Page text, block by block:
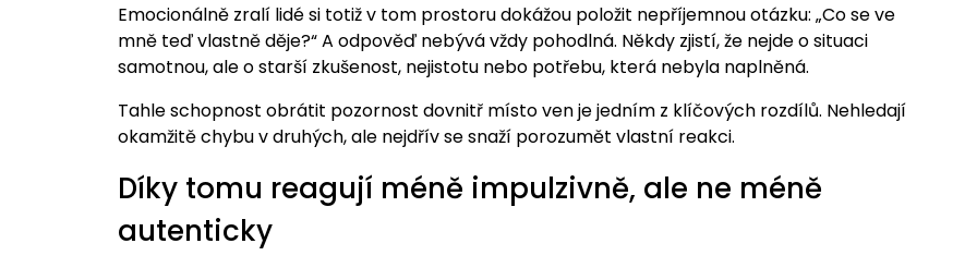
Emocionálně zralí lidé si totiž v tom prostoru dokážou položit nepříjemnou otázku: „Co se ve
mně teď vlastně děje?“ A odpověď nebývá vždy pohodlná. Někdy zjistí, že nejde o situaci
samotnou, ale o starší zkušenost, nejistotu nebo potřebu, která nebyla naplněná.
Tahle schopnost obrátit pozornost dovnitř místo ven je jedním z klíčových rozdílů. Nehledají
okamžitě chybu v druhých, ale nejdřív se snaží porozumět vlastní reakci.
Díky tomu reagují méně impulzivně, ale ne méně
autenticky